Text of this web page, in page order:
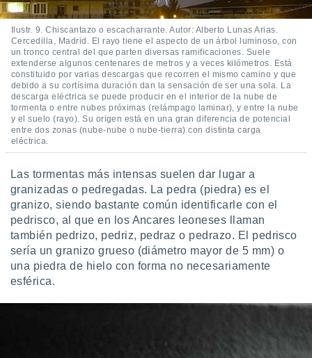
Ilustr. 9. Chiscantazo o escacharrante. Autor: Alberto Lunas Arias.
Cercedilla, Madrid. El rayo tiene el aspecto de un árbol luminoso, con
un tronco central del que parten diversas ramificaciones. Suele
extenderse algunos centenares de metros y a veces kilómetros. Está
constituido por varias descargas que recorren el mismo camino y que
debido a su cortísima duración dan la sensación de ser una sola. La
descarga eléctrica se puede producir en el interior de la nube de
tormenta o entre nubes próximas (relámpago laminar), y entre la nube
y el suelo (rayo). Su origen está en una gran diferencia de potencial
entre dos zonas (nube-nube o nube-tierra) con distinta carga
eléctrica.
Las tormentas más intensas suelen dar lugar a
granizadas o pedregadas. La pedra (piedra) es el
granizo, siendo bastante común identificarle con el
pedrisco, al que en los Ancares leoneses llaman
también pedrizo, pedriz, pedraz o pedrazo. El pedrisco
sería un granizo grueso (diámetro mayor de 5 mm) o
una piedra de hielo con forma no necesariamente
esférica.